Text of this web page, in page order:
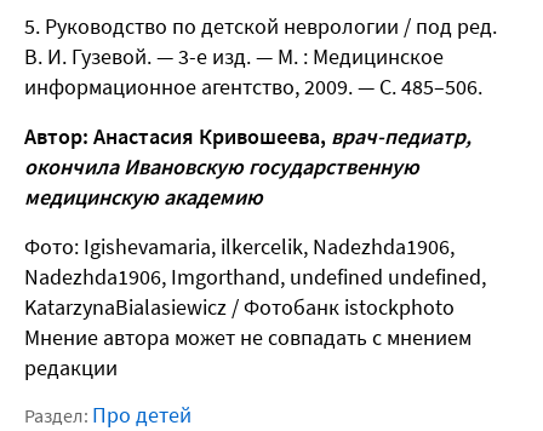
Руководство по детской неврологии / под ред.
В. И. Гузевой. — 3-е изд. — М. : Медицинское
информационное агентство, 2009. — С. 485–506.
Автор: Анастасия Кривошеева, врач-педиатр,
окончила Ивановскую государственную
медицинскую академию
Фото: Igishevamaria, ilkercelik, Nadezhda1906,
Nadezhda1906, Imgorthand, undefined undefined,
KatarzynaBialasiewicz / Фотобанк istockphoto
Мнение автора может не совпадать с мнением
редакции
Раздел: Про детей